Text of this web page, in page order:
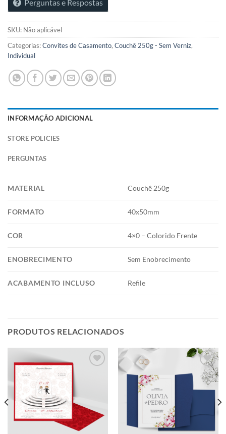
Perguntas e Respostas
SKU: Não aplicável
Categorias:Convites de Casamento, Couchê 250g - Sem Verniz,
Individual
INFORMAÇÃO ADICIONAL
STORE POLICIES
PERGUNTAS
MATERIAL Couchê 250g
FORMATO 40x50mm
COR 4×0 – Colorido Frente
ENOBRECIMENTO Sem Enobrecimento
ACABAMENTO INCLUSO Refile
PRODUTOS RELACIONADOS
Add to